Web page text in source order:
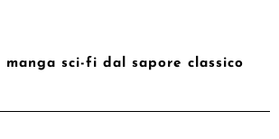
manga sci-fi dal sapore classico